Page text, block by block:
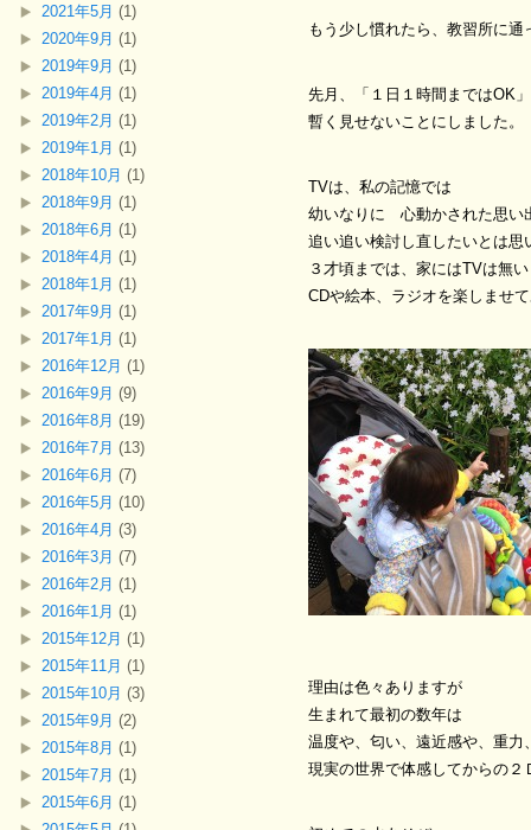
もう少し慣れたら、教習所に
先月、「１日１時間まではOK
暫く見せないことにしました。
TVは、私の記憶では
幼いなりに 心動かされた思い
追い追い検討し直したいとは思
３才頃までは、家にはTVは無
CDや絵本、ラジオを楽しませ
理由は色々ありますが
生まれて最初の数年は
温度や、匂い、遠近感や、重力
現実の世界で体感してからの２
2021年5月 (1)
2020年9月 (1)
2019年9月 (1)
2019年4月 (1)
2019年2月 (1)
2019年1月 (1)
2018年10月 (1)
2018年9月 (1)
2018年6月 (1)
2018年4月 (1)
2018年1月 (1)
2017年9月 (1)
2017年1月 (1)
2016年12月 (1)
2016年9月 (9)
2016年8月 (19)
2016年7月 (13)
2016年6月 (7)
2016年5月 (10)
2016年4月 (3)
2016年3月 (7)
2016年2月 (1)
2016年1月 (1)
2015年12月 (1)
2015年11月 (1)
2015年10月 (3)
2015年9月 (2)
2015年8月 (1)
2015年7月 (1)
2015年6月 (1)